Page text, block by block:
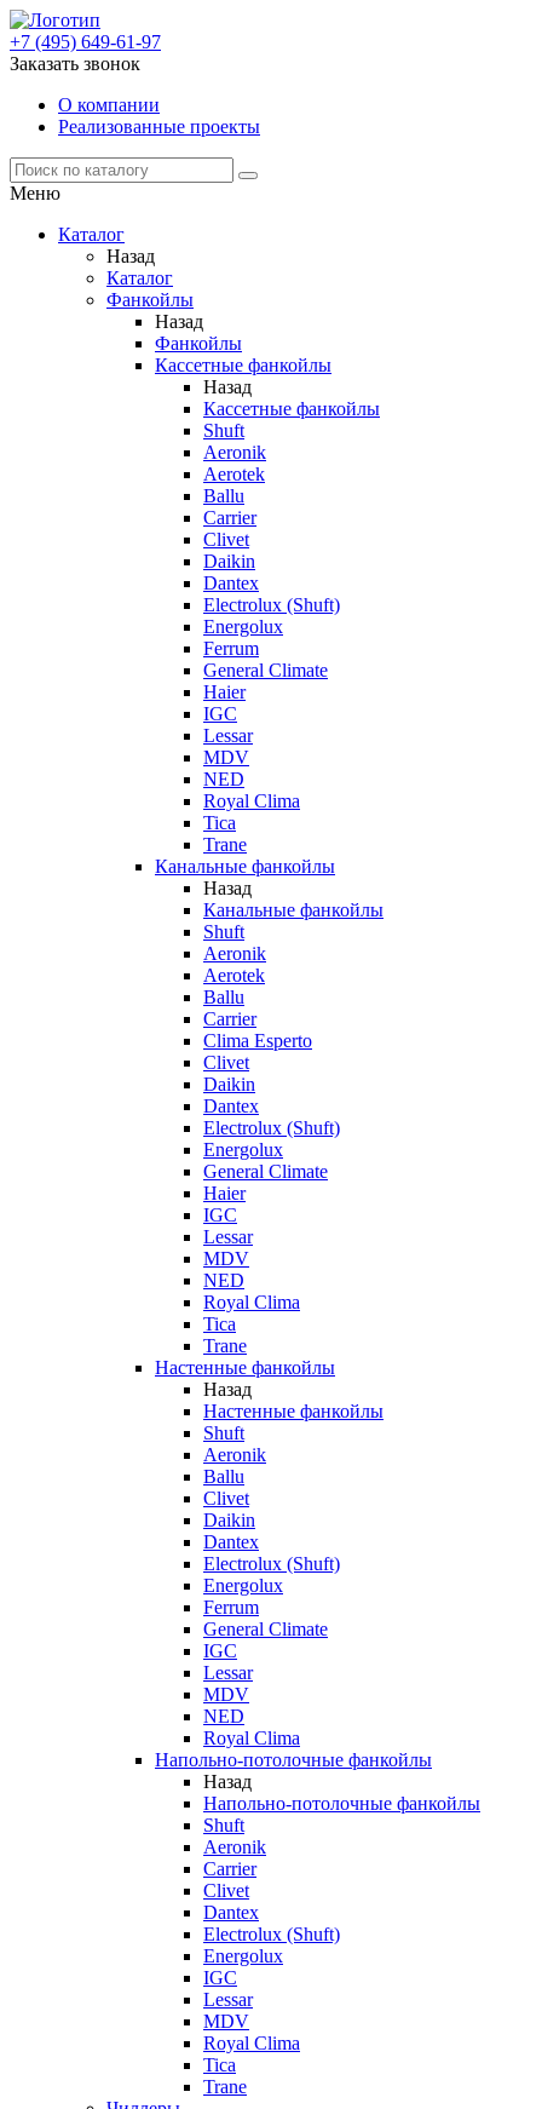
+7 (495) 649-61-97
Заказать звонок
О компании
Реализованные проекты
Меню
Каталог
Назад
Каталог
Фанкойлы
Назад
Фанкойлы
Кассетные фанкойлы
Назад
Кассетные фанкойлы
Shuft
Aeronik
Aerotek
Ballu
Carrier
Clivet
Daikin
Dantex
Electrolux (Shuft)
Energolux
Ferrum
General Climate
Haier
IGC
Lessar
MDV
NED
Royal Clima
Tica
Trane
Канальные фанкойлы
Назад
Канальные фанкойлы
Shuft
Aeronik
Aerotek
Ballu
Carrier
Clima Esperto
Clivet
Daikin
Dantex
Electrolux (Shuft)
Energolux
General Climate
Haier
IGC
Lessar
MDV
NED
Royal Clima
Tica
Trane
Настенные фанкойлы
Назад
Настенные фанкойлы
Shuft
Aeronik
Ballu
Clivet
Daikin
Dantex
Electrolux (Shuft)
Energolux
Ferrum
General Climate
IGC
Lessar
MDV
NED
Royal Clima
Напольно-потолочные фанкойлы
Назад
Напольно-потолочные фанкойлы
Shuft
Aeronik
Carrier
Clivet
Dantex
Electrolux (Shuft)
Energolux
IGC
Lessar
MDV
Royal Clima
Tica
Trane